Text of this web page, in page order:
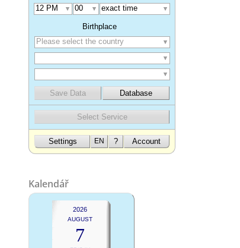
Kalendář